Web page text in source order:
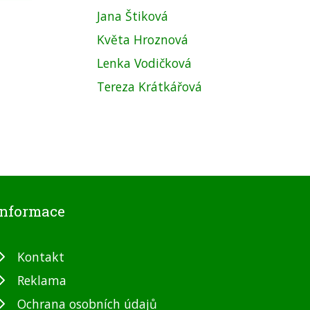
Jana Štiková
Květa Hroznová
Lenka Vodičková
Tereza Krátkářová
Kontakt
Reklama
Ochrana osobních údajů